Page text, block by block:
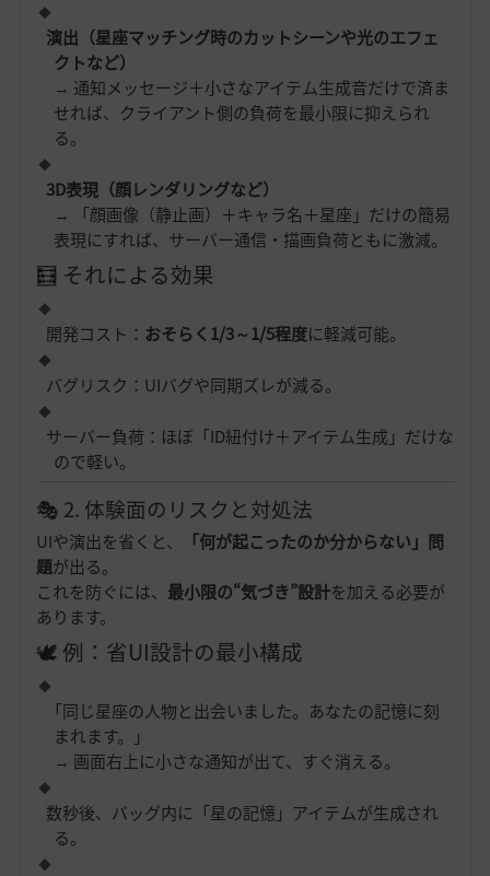
演出（星座マッチング時のカットシーンや光のエフェ
クトなど）
→ 通知メッセージ＋小さなアイテム生成音だけで済ま
せれば、クライアント側の負荷を最小限に抑えられ
る。
3D表現（顔レンダリングなど）
→ 「顔画像（静止画）＋キャラ名＋星座」だけの簡易
表現にすれば、サーバー通信・描画負荷ともに激減。
🧮 それによる効果
開発コスト： おそらく1/3～1/5程度に軽減可能。
バグリスク：UIバグや同期ズレが減る。
サーバー負荷：ほぼ「ID紐付け＋アイテム生成」だけな
ので軽い。
🎭 2. 体験面のリスクと対処法
UIや演出を省くと、
「何が起こったのか分からない」問
題が出る。
これを防ぐには、 最小限の“気づき”設計を加える必要が
あります。
🕊 例：省UI設計の最小構成
「同じ星座の人物と出会いました。あなたの記憶に刻
まれます。」
→ 画面右上に小さな通知が出て、すぐ消える。
数秒後、バッグ内に「星の記憶」アイテムが生成され
る。